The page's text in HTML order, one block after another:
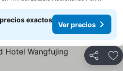
exactos
Ver precios
Compartir